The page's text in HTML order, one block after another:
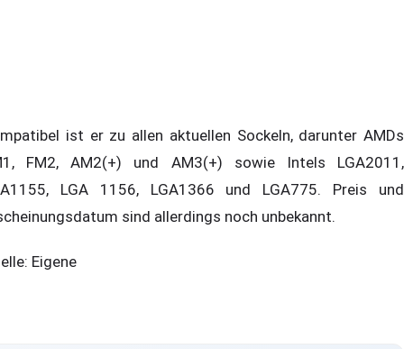
ist er zu allen aktuellen Sockeln, darunter AMDs
FM2, AM2(+) und AM3(+) sowie Intels LGA2011,
LGA 1156, LGA1366 und LGA775. Preis und
sind allerdings noch unbekannt.
Eigene